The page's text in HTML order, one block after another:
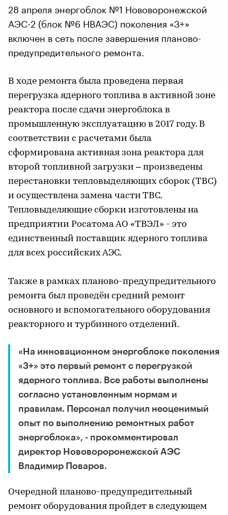
28 апреля энергоблок №1 Нововоронежской
АЭС-2 (блок №6 НВАЭС) поколения «3+»
включен в сеть после завершения планово-
предупредительного ремонта.
В ходе ремонта была проведена первая
перегрузка ядерного топлива в активной зоне
реактора после сдачи энергоблока в
промышленную эксплуатацию в 2017 году. В
соответствии с расчетами была
сформирована активная зона реактора для
второй топливной загрузки – произведены
перестановки тепловыделяющих сборок (ТВС)
и осуществлена замена части ТВС.
Тепловыделяющие сборки изготовлены на
предприятии Росатома АО «ТВЭЛ» - это
единственный поставщик ядерного топлива
для всех российских АЭС.
Также в рамках планово-предупредительного
ремонта был проведён средний ремонт
основного и вспомогательного оборудования
реакторного и турбинного отделений.
«На инновационном энергоблоке поколения
«3+» это первый ремонт с перегрузкой
ядерного топлива. Все работы выполнены
согласно установленным нормам и
правилам. Персонал получил неоценимый
опыт по выполнению ремонтных работ
энергоблока», - прокомментировал
директор Нововороронежской АЭС
Владимир Поваров.
Очередной планово-предупредительный
ремонт оборудования пройдет в следующем